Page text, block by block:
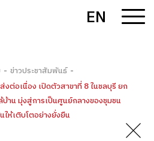
EN
- ข่าวประชาสัมพันธ์ -
ต่อเนื่อง เปิดตัวสาขาที่ 8 ในชลบุรี ยก
าน มุ่งสู่การเป็นศูนย์กลางของชุมชน
ห้เติบโตอย่างยั่งยืน